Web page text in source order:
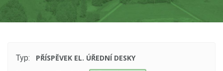
Typ:
PŘÍSPĚVEK EL. ÚŘEDNÍ DESKY